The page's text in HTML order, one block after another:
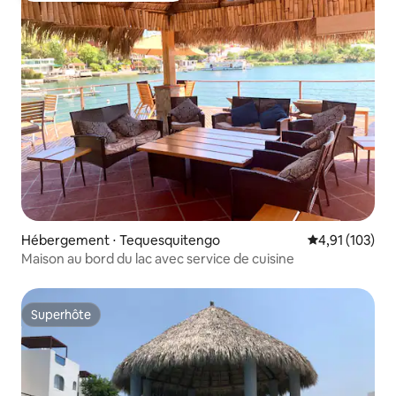
Hébergement ⋅ Tequesquitengo Évaluation
4,91 (103)
Maison au bord du lac avec service de cuisine
Superhôte
Superhôte